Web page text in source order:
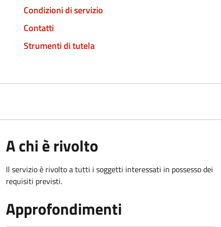
Condizioni di servizio
Contatti
Strumenti di tutela
A chi è rivolto
Il servizio è rivolto a tutti i soggetti interessati in possesso dei
requisiti previsti.
Approfondimenti